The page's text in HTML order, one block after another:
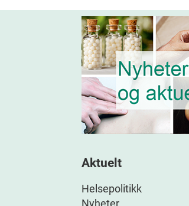
Aktuelt
Helsepolitikk
Nyheter